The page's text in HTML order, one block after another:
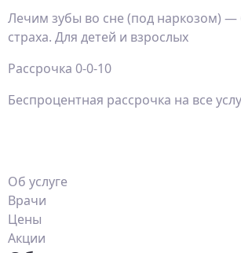
Лечим зубы во сне (под наркозом) —
страха. Для детей и взрослых
Рассрочка 0-0-10
Беспроцентная рассрочка на все
Об услуге
Врачи
Цены
Акции